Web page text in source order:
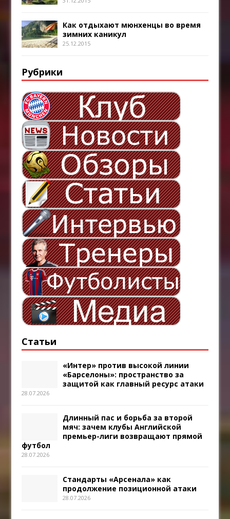
Как отдыхают мюнхенцы во время
зимних каникул
25.12.2015
Рубрики
Статьи
«Интер» против высокой линии
«Барселоны»: пространство за
защитой как главный ресурс атаки
28.07.2026
Длинный пас и борьба за второй
мяч: зачем клубы Английской
премьер-лиги возвращают прямой
футбол
28.07.2026
Стандарты «Арсенала» как
продолжение позиционной атаки
28.07.2026